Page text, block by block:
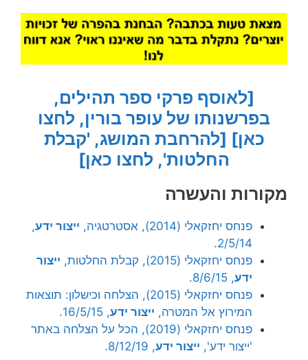
[לאוסף פרקי ספר תהילים,
בפרשנותו של עופר בורין, לחצו
כאן] [להרחבת המושג, 'קבלת
החלטות', לחצו כאן]
מקורות והעשרה
פנחס יחזקאלי (2014), אסטרטגיה, ייצור ידע,
2/5/14.
פנחס יחזקאלי (2015), קבלת החלטות,
ייצור
ידע, 8/6/15.
פנחס יחזקאלי (2015), הצלחה וכישלון: תוצאות
המירוץ אל המטרה, ייצור ידע, 16/5/15.
פנחס יחזקאלי (2019), הכל על הצלחה באתר
'ייצור ידע', ייצור ידע, 8/12/19.